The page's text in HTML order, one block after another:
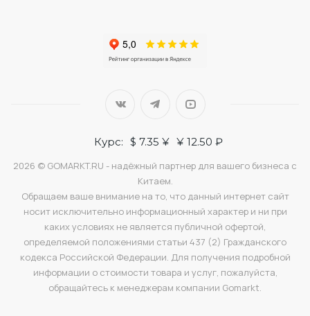
Курс: $ 7.35 ¥ ¥ 12.50 ₽
2026 © GOMARKT.RU - надёжный партнер для вашего бизнеса с
Китаем.
Обращаем ваше внимание на то, что данный интернет сайт
носит исключительно информационный характер и ни при
каких условиях не является публичной офертой,
определяемой положениями статьи 437 (2) Гражданского
кодекса Российской Федерации. Для получения подробной
информации о стоимости товара и услуг, пожалуйста,
обращайтесь к менеджерам компании Gomarkt.